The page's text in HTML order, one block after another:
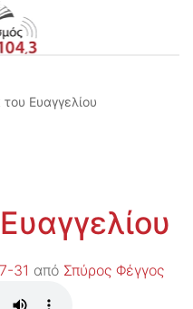
Ευαγγελίου
31 από Σπύρος Φέγγος